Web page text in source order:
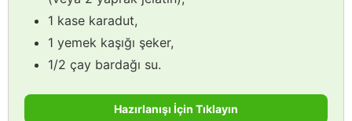
1 kase karadut,
1 yemek kaşığı şeker,
1/2 çay bardağı su.
Hazırlanışı İçin Tıklayın